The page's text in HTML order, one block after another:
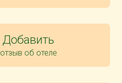
Добавить
отзыв об отеле